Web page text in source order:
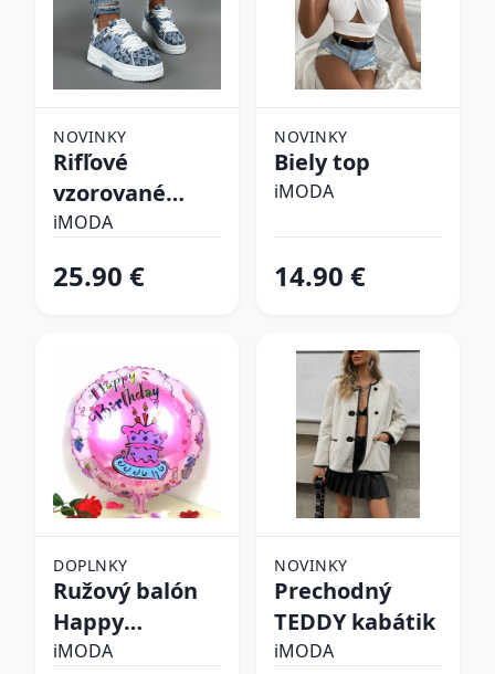
NOVINKY
Rifľové
vzorované
tenisky
iMODA
25.90 €
NOVINKY
Biely top
iMODA
14.90 €
DOPLNKY
Ružový balón
Happy
birthday
iMODA
NOVINKY
Prechodný
TEDDY kabátik
iMODA